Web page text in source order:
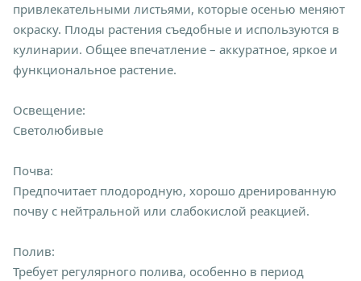
привлекательными листьями, которые осенью меняют
окраску. Плоды растения съедобные и используются в
кулинарии. Общее впечатление – аккуратное, яркое и
функциональное растение.
Освещение:
Светолюбивые
Почва:
Предпочитает плодородную, хорошо дренированную
почву с нейтральной или слабокислой реакцией.
Полив:
Требует регулярного полива, особенно в период